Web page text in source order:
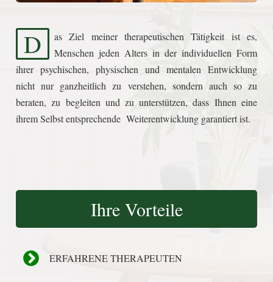
D
as Ziel meiner therapeutischen Tätigkeit ist es,
Menschen jeden Alters in der individuellen Form
ihrer psychischen, physischen und mentalen Entwicklung
nicht nur ganzheitlich zu verstehen, sondern auch so zu
beraten, zu begleiten und zu unterstützen, dass Ihnen eine
ihrem Selbst entsprechende Weiterentwicklung garantiert ist.
Ihre Vorteile
ERFAHRENE THERAPEUTEN